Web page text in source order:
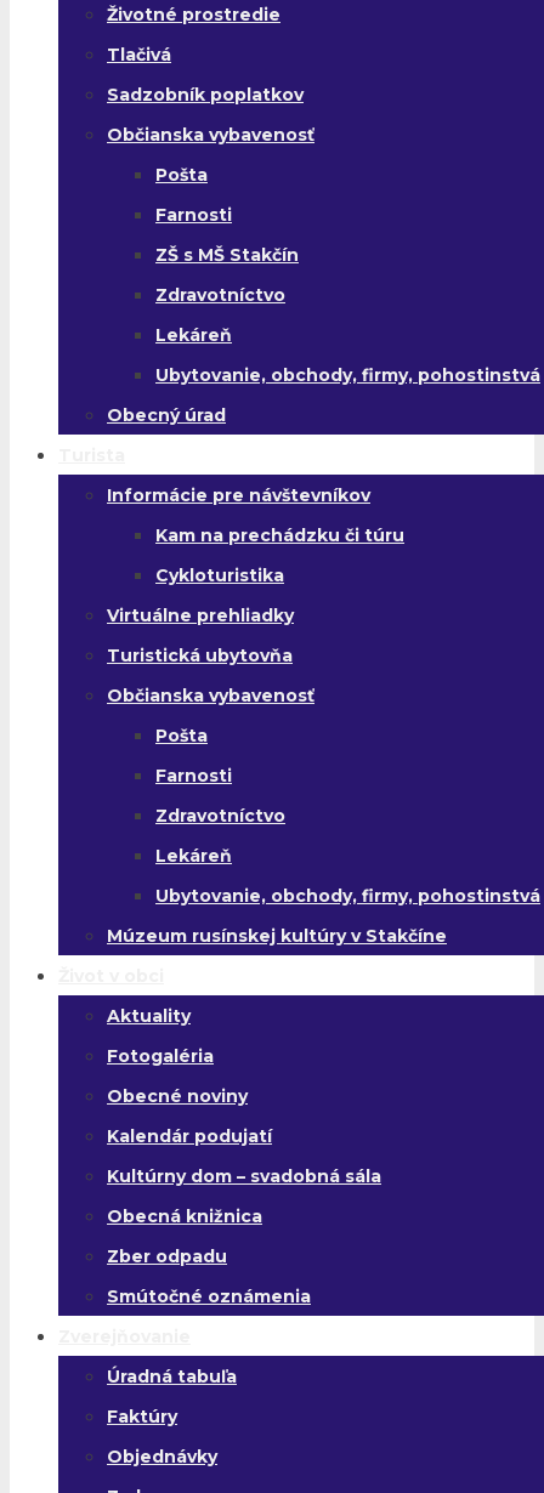
Životné prostredie
Tlačivá
Sadzobník poplatkov
Občianska vybavenosť
Pošta
Farnosti
ZŠ s MŠ Stakčín
Zdravotníctvo
Lekáreň
Ubytovanie, obchody, firmy, pohostinstvá
Obecný úrad
Informácie pre návštevníkov
Kam na prechádzku či túru
Cykloturistika
Virtuálne prehliadky
Turistická ubytovňa
Občianska vybavenosť
Pošta
Farnosti
Zdravotníctvo
Lekáreň
Ubytovanie, obchody, firmy, pohostinstvá
Múzeum rusínskej kultúry v Stakčíne
Aktuality
Fotogaléria
Obecné noviny
Kalendár podujatí
Kultúrny dom – svadobná sála
Obecná knižnica
Zber odpadu
Smútočné oznámenia
Úradná tabuľa
Faktúry
Objednávky